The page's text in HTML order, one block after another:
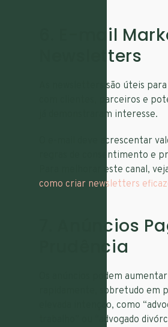
6. E-mail
Newsletters
As newsletters são úteis
com clientes, parceiros e
já demonstraram interesse.
O e-mail deve acrescentar
regras de consentimento e
Para melhorar este canal,
como criar newsletters
7. Anúncios
Prudência
Os anúncios podem
rapidamente, sobretudo em
elevada intenção, como
trabalho” ou “advogado